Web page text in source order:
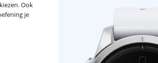
Ook
je